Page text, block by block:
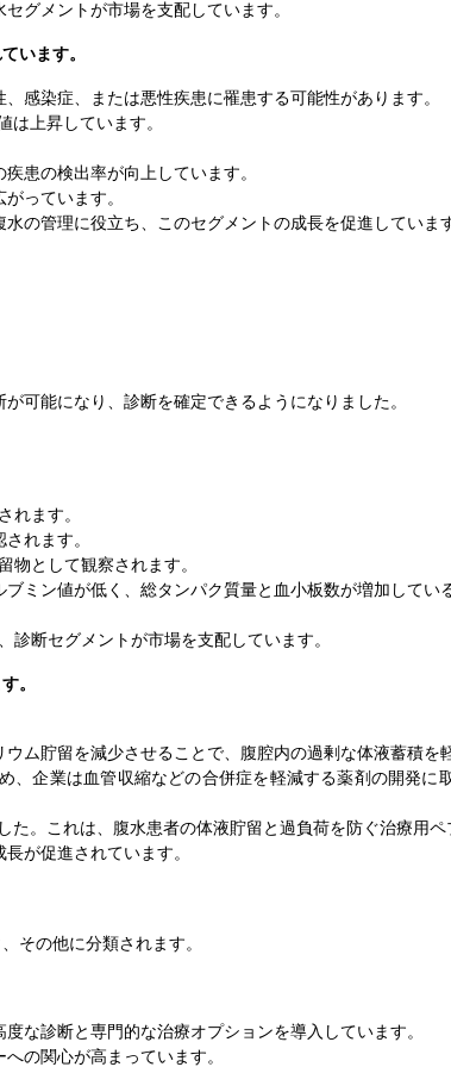
グメントが市場を支配しています。
います。
感染症、または悪性疾患に罹患する可能性があります。
上昇しています。
患の検出率が向上しています。
っています。
の管理に役立ち、このセグメントの成長を促進していま
可能になり、診断を確定できるようになりました。
ます。
れます。
として観察されます。
ミン値が低く、総タンパク質量と血小板数が増加してい
断セグメントが市場を支配しています。
。
ム貯留を減少させることで、腹腔内の過剰な体液蓄積を
企業は血管収縮などの合併症を軽減する薬剤の開発に
。これは、腹水患者の体液貯留と過負荷を防ぐ治療用
が促進されています。
その他に分類されます。
な診断と専門的な治療オプションを導入しています。
の関心が高まっています。